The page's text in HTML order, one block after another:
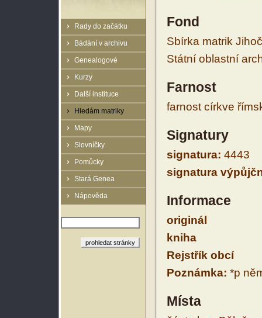
Rady do začátku
Bádání v archivu
Genealogové
Kurzy
Další instituce
Hledám matriky
Mapy
Slovníčky
Pomůcky
Stará Genea
Nápověda
Fond
Sbírka matrik
Státní oblastní
Farnost
farnost církve
Signatury
signatura: 4443
signatura
Informace
originál
kniha
Rejstřík obcí
Poznámka: *p
Místa